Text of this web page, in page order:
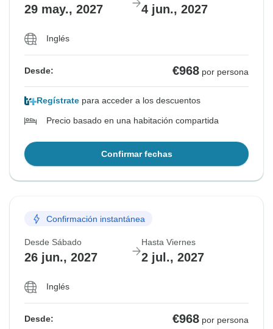
29 may., 2027 4 jun., 2027
Inglés
Desde: €968 por persona
Regístrate para acceder a los descuentos
Precio basado en una habitación compartida
Confirmar fechas
Confirmación instantánea
Desde Sábado
26 jun., 2027
Hasta Viernes
2 jul., 2027
Inglés
Desde: €968 por persona